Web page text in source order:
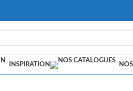
INSPIRATION